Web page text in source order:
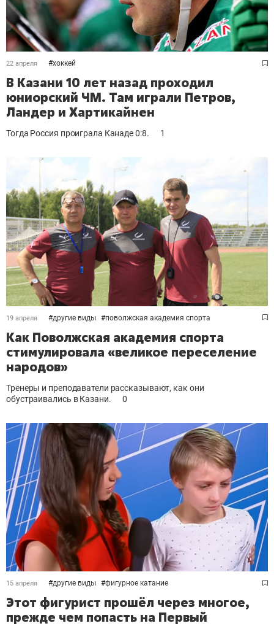
22 апреля #хоккей
В Казани 10 лет назад проходил
юниорский ЧМ. Там играли Петров,
Ландер и Хартикайнен
Тогда Россия проиграла Канаде 0:8. 1
19 апреля #другие виды #поволжская академия спорта
Как Поволжская академия спорта
стимулировала «великое переселение
народов»
Тренеры и преподаватели рассказывают, как они
обустраивались в Казани.
0
15 апреля #другие виды #фигурное катание
Этот фигурист прошёл через многое,
прежде чем попасть на Первый